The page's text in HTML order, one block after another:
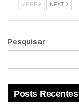
PREV NEXT
Pesquisar
Posts Recentes